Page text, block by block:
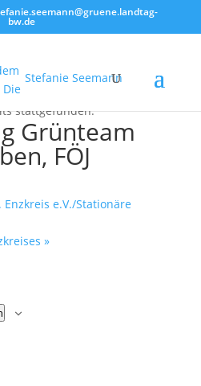
bw.de
Stefanie Seemann
stattgefunden.
Grünteam
FÖJ
e.V./Stationäre
»